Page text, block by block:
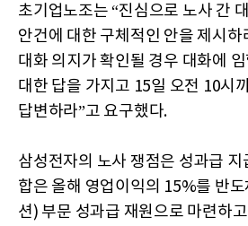
초기업노조는 “진심으로 노사 간
안건에 대한 구체적인 안을 제시하
대화 의지가 확인될 경우 대화에 임
대한 답을 가지고 15일 오전 10시
답변하라”고 요구했다.
삼성전자의 노사 쟁점은 성과급 지
합은 올해 영업이익의 15%를 반
션) 부문 성과급 재원으로 마련하